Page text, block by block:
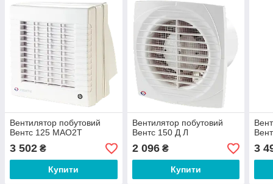
Вентилятор побутовий
Вентс 125 МАО2Т
3 502 ₴
Купити
Вентилятор побутовий
Вентс 150 Д Л
2 096₴
Купити
3